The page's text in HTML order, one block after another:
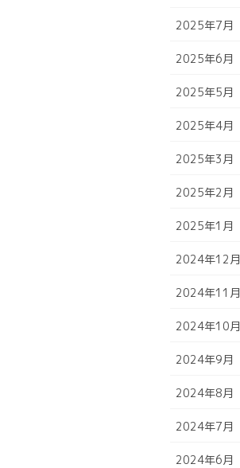
2025年7月
2025年6月
2025年5月
2025年4月
2025年3月
2025年2月
2025年1月
2024年12月
2024年11月
2024年10月
2024年9月
2024年8月
2024年7月
2024年6月